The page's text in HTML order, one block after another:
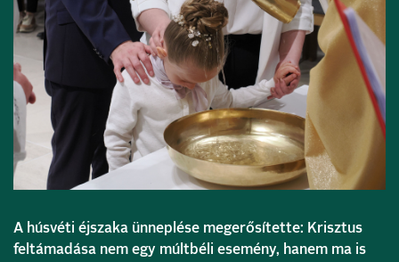
A húsvéti éjszaka ünneplése megerősítette: Krisztus
feltámadása nem egy múltbéli esemény, hanem ma is